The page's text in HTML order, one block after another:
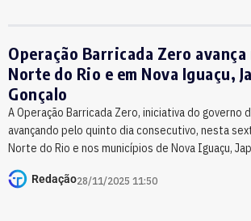
Operação Barricada Zero avança
Norte do Rio e em Nova Iguaçu,
Gonçalo
A Operação Barricada Zero, iniciativa do governo
avançando pelo quinto dia consecutivo, nesta
Norte do Rio e nos municípios de Nova Iguaçu,
Redação28/11/2025 11:50